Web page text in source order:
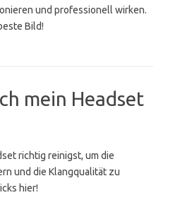
und professionell wirken.
Bild!
mein Headset
richtig reinigst, um die
und die Klangqualität zu
hier!